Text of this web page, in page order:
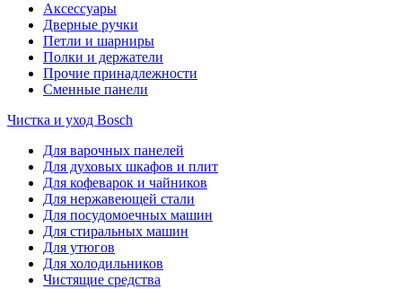
Аксессуары
Дверные ручки
Петли и шарниры
Полки и держатели
Прочие принадлежности
Сменные панели
Чистка и уход Bosch
Для варочных панелей
Для духовых шкафов и плит
Для кофеварок и чайников
Для нержавеющей стали
Для посудомоечных машин
Для стиральных машин
Для утюгов
Для холодильников
Чистящие средства